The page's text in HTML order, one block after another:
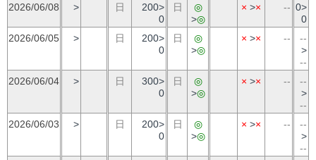
2026/06/08
> 日
200>
0
日
◎
>◎
× >× -- 0>
0
2026/06/05
> 日
200>
0
日
◎
>◎
× >× --
--
>
--
2026/06/04
> 日
300>
0
日
◎
>◎
× >× --
--
>
--
2026/06/03
> 日
200>
0
日
◎
>◎
× >× --
--
>
--